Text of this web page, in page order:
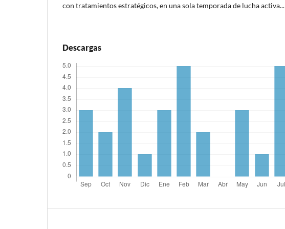
con tratamientos estratégicos, en una sola temporada de lucha activa...
Descargas